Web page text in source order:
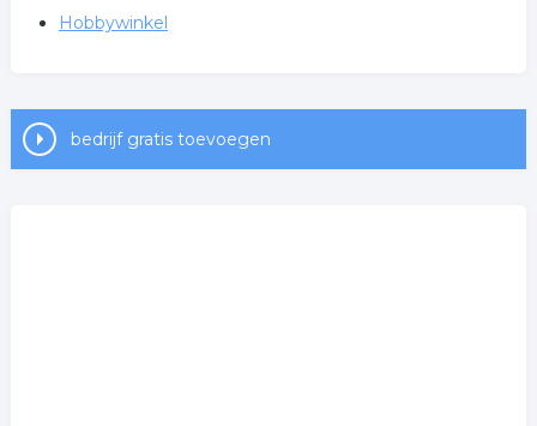
Hobbywinkel
bedrijf gratis toevoegen